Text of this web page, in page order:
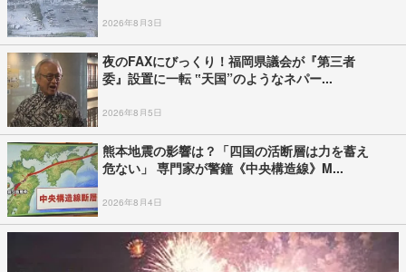
2026年8月3日
夜のFAXにびっくり！福岡県議会が『第三者
委』設置に一転 ‟天国”のようなネパー...
2026年8月5日
熊本地震の影響は？「四国の活断層は力を蓄え
危ない」 専門家が警鐘《中央構造線》M...
2026年8月4日